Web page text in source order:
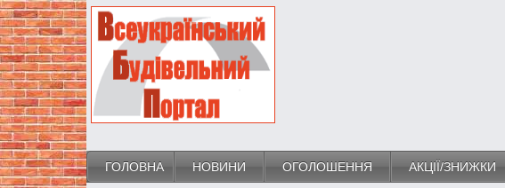
ГОЛОВНА НОВИНИ ОГОЛОШЕННЯ АКЦІЇ/ЗНИЖКИ